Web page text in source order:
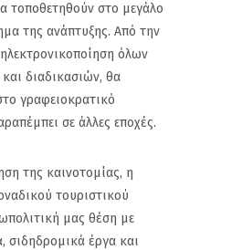
τοποθετηθούν στο μεγάλο
της ανάπτυξης. Από την
όλων
διαδικασιών, θα
γραφειοκρατικό
σε άλλες εποχές.
καινοτομίας, η
τουριστικού
μας θέση με
σιδηδρομικά έργα και